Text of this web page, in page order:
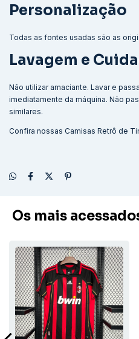
Personalização
Todas as fontes usadas são as
Lavagem e
Não utilizar amaciante. Lavar e
imediatamente da máquina. Não
similares.
Confira nossas Camisas Retrô de
Os mais